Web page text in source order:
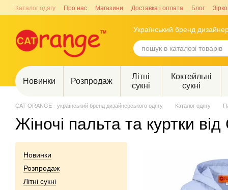
Перейти до основного контенту
Каталог одягу Про нас Магазини Доставка і оплата Блог
Український бренд
Новинки Розпродаж
Літні
сукні
Коктейльні
сукні
CAT ORANGE - український бренд дизайнерського одягу Каталог одягу
Жіночі пальта та куртки
Новинки
Розпродаж
Літні сукні